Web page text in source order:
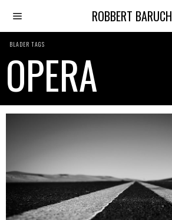
ROBBERT BARUCH
BLADER TAGS
OPERA